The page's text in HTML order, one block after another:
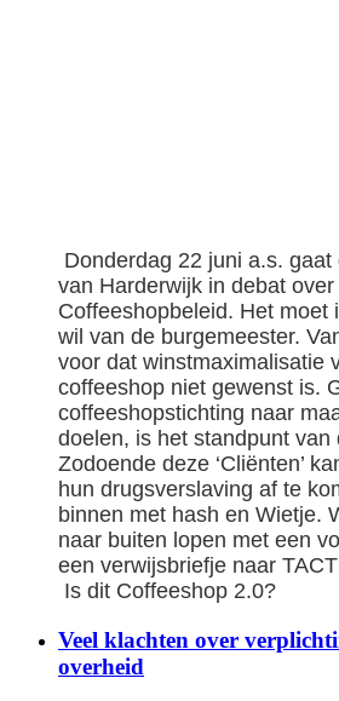
Donderdag 22 juni a.s.
van Harderwijk in debat
Coffeeshopbeleid. Het moet
wil van de burgemeester.
voor dat winstmaximalisatie
coffeeshop niet gewenst is.
coffeeshopstichting naar
doelen, is het standpunt van
Zodoende deze ‘Cliënten’
hun drugsverslaving af te
binnen met hash en Wietje.
naar buiten lopen met een
een verwijsbriefje naar
Is dit Coffeeshop 2.0?
Veel klachten over
overheid